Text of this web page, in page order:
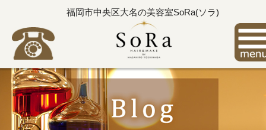
福岡市中央区大名の美容室SoRa(ソラ)